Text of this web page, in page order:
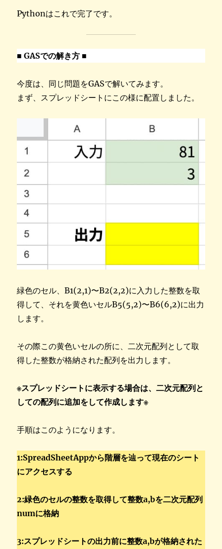
Pythonはこれで完了です。
■ GASでの解き方 ■
今度は、同じ問題をGASで解いてみます。
まず、スプレッドシートにこの様に配置しました。
緑色のセル、B1(2,1)〜B2(2,2)に入力した整数を取
得して、それを黄色いセルB5(5,2)〜B6(6,2)に出力
します。
その際この黄色いセルの所に、二次元配列として取
得した整数が格納された配列を出力します。
※スプレッドシートに表示する場合は、二次元配列と
しての配列に追加をして作成します※
手順はこのようになります。
1:SpreadSheetAppから階層を辿って現在のシート
にアクセスする
2:緑色のセルの整数を取得して整数a,bを二次元配列
numに格納
3:スプレッドシートの出力前に整数a,bが格納された